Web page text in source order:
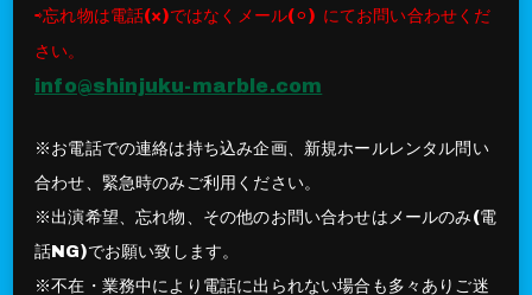
⇨忘れ物は電話(×)ではなくメール(⚪︎) にてお問い合わせくだ
さい。
info@shinjuku-marble.com
※お電話での連絡は持ち込み企画、新規ホールレンタル問い
合わせ、緊急時のみご利用ください。
※出演希望、忘れ物、その他のお問い合わせはメールのみ(電
話NG)でお願い致します。
※不在・業務中により電話に出られない場合も多々ありご迷